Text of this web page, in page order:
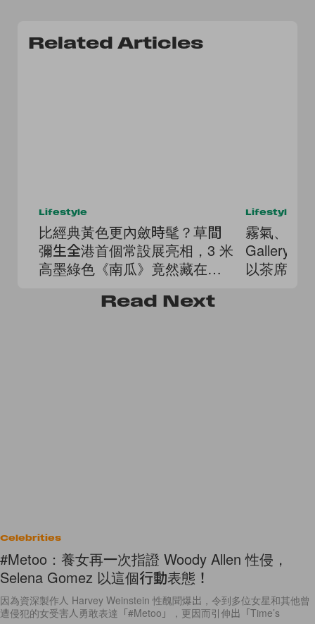
Related Articles
Lifestyle
比經典黃色更內斂時髦？草間
彌生全港首個常設展亮相，3 米
高墨綠色《南瓜》竟然藏在這
Lifestyle
霧氣、茶
Gallery 4
以茶席與
Read Next
Celebrities
#Metoo：養女再一次指證 Woody Allen 性侵，
Selena Gomez 以這個行動表態！
因為資深製作人 Harvey Weinstein 性醜聞爆出，令到多位女星和其他曾
遭侵犯的女受害人勇敢表達「#Metoo」，更因而引伸出「Time’s